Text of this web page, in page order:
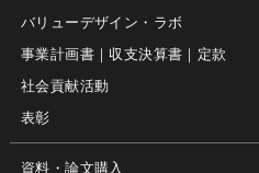
バリューデザイン・ラボ
事業計画書｜収支決算書｜定款
社会貢献活動
表彰
資料・論文購入